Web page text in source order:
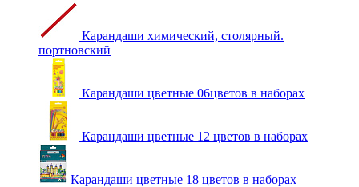
Карандаши химический, столярный.
портновский
Карандаши цветные 06цветов в наборах
Карандаши цветные 12 цветов в наборах
Карандаши цветные 18 цветов в наборах